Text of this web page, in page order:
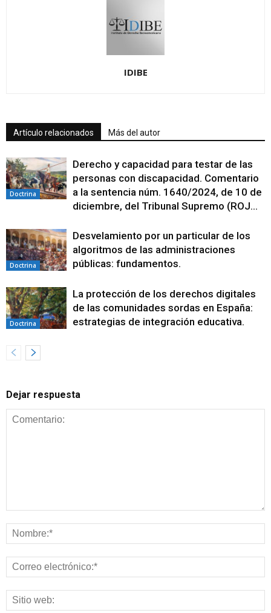
IDIBE
Artículo relacionados Más del autor
Doctrina
Derecho y capacidad para testar de las
personas con discapacidad. Comentario
a la sentencia núm. 1640/2024, de 10 de
diciembre, del Tribunal Supremo (ROJ...
Doctrina
Desvelamiento por un particular de los
algoritmos de las administraciones
públicas: fundamentos.
Doctrina
La protección de los derechos digitales
de las comunidades sordas en España:
estrategias de integración educativa.
Dejar respuesta